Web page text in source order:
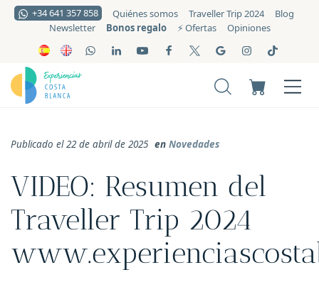
+34 641 357 858 Quiénes somos Traveller Trip 2024
Blog
Newsletter
Bonos regalo ⚡️ Ofertas Opiniones
Publicado el 22 de abril de 2025 en Novedades
VIDEO: Resumen del
Traveller Trip 2024